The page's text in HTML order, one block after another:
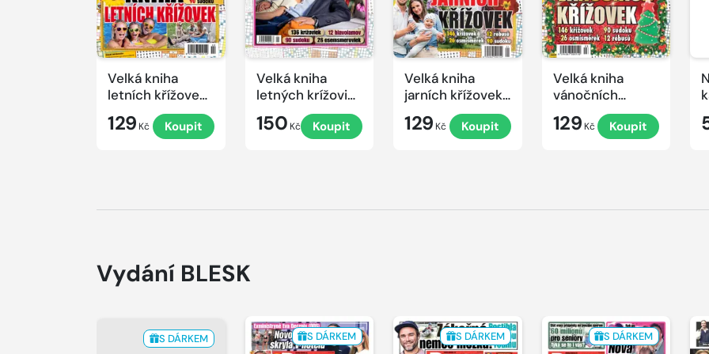
Velká kniha
letních křížovek
129 Kč Koupit
Velká kniha
letných krížoviek
s TV JOJ 2026
150 Kč Koupit
Velká kniha
jarních křížovek
129 Kč Koupit
Velká kniha
vánočních
křížovek 2025
129 Kč Koupit
Vydání BLESK
S DÁRKEM S DÁRKEM S DÁRKEM S DÁRKEM